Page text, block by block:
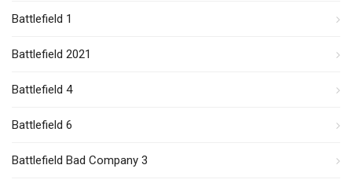
Battlefield 1
Battlefield 2021
Battlefield 4
Battlefield 6
Battlefield Bad Company 3